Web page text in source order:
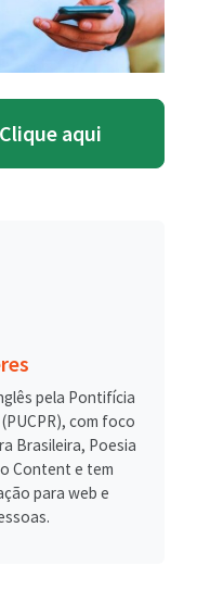
aqui
pela Pontifícia
com foco
Brasileira, Poesia
Content e tem
para web e